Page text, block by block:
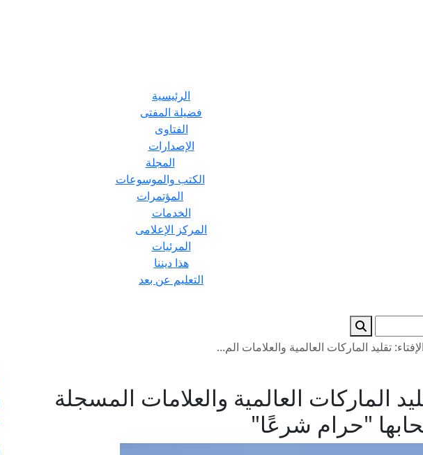
الرئيسية
فضيلة المفتى
الفتاوى
الإصدارات
المجلة
الكتب والموسوعات
المؤتمرات
الخدمات
المركز الإعلامى
المرئيات
هذا ديننا
التعليم عن بعد
تقليد الماركات العالمية والعلامات الم...
الماركات العالمية والعلامات المسجلة
"حرام شرعًا"